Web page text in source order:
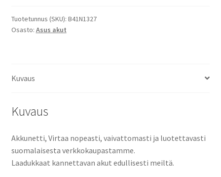
ROG
B551,
B551LG
Sarjat
Li-
15,2V
2200mAh
33,4Wh
Tuotetunnus (SKU): B41N1327
Osasto: Asus akut
Kuvaus
Kuvaus
Akkunetti, Virtaa nopeasti, vaivattomasti ja luotettavasti
suomalaisesta verkkokaupastamme.
Laadukkaat kannettavan akut edullisesti meiltä.